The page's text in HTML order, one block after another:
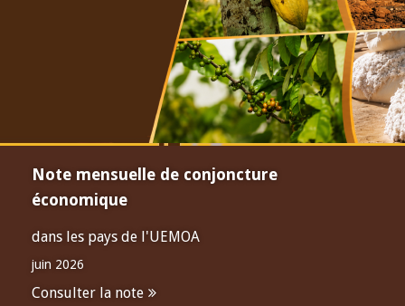
Note mensuelle de conjoncture
économique
dans les pays de l'UEMOA
juin 2026
Consulter la note